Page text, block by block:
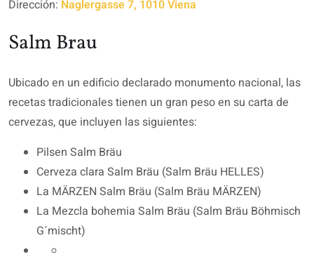
Dirección: Naglergasse 7, 1010 Viena
Salm Brau
Ubicado en un edificio declarado monumento nacional, las
recetas tradicionales tienen un gran peso en su carta de
cervezas, que incluyen las siguientes:
Pilsen Salm Bräu
Cerveza clara Salm Bräu (Salm Bräu HELLES)
La MÄRZEN Salm Bräu (Salm Bräu MÄRZEN)
La Mezcla bohemia Salm Bräu (Salm Bräu Böhmisch
G´mischt)